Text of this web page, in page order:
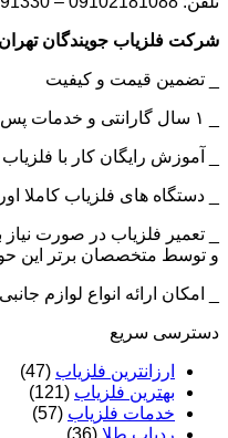
شرکت فلزیاب جویندگان
_ تضمین قیمت و کیفیت
_ آموزش رایگان کار با
_ دستگاه های فلزیاب کاملا
_ تعمیر فلزیاب در صورت نیاز
و توسط متخصصان برتر این
_ امکان ارائه انواع لوازم
دسترسی سریع
ارزانترین فلزیاب (47)
بهترین فلزیاب (121)
خدمات فلزیاب (57)
ردیاب طلا (36)